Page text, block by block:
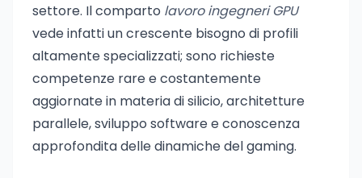
settore. Il comparto lavoro ingegneri GPU
vede infatti un crescente bisogno di profili
altamente specializzati; sono richieste
competenze rare e costantemente
aggiornate in materia di silicio, architetture
parallele, sviluppo software e conoscenza
approfondita delle dinamiche del gaming.